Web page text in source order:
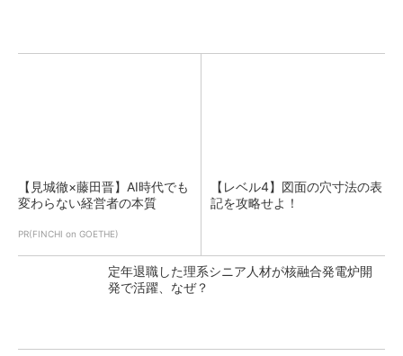
【見城徹×藤田晋】AI時代でも
変わらない経営者の本質
PR(FINCHI on GOETHE)
【レベル4】図面の穴寸法の表
記を攻略せよ！
定年退職した理系シニア人材が核融合発電炉開
発で活躍、なぜ？